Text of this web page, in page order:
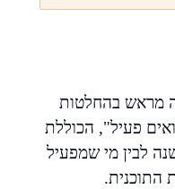
מראש בהחלטות
פעיל", הכוללת
לבין מי שמפעיל
התוכנית.